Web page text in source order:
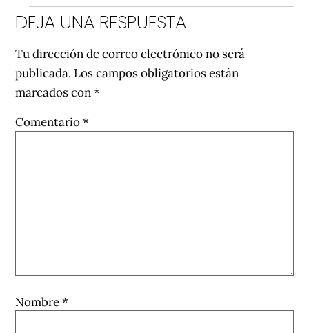
DEJA UNA RESPUESTA
Tu dirección de correo electrónico no será
publicada. Los campos obligatorios están
marcados con*
Comentario*
Nombre*